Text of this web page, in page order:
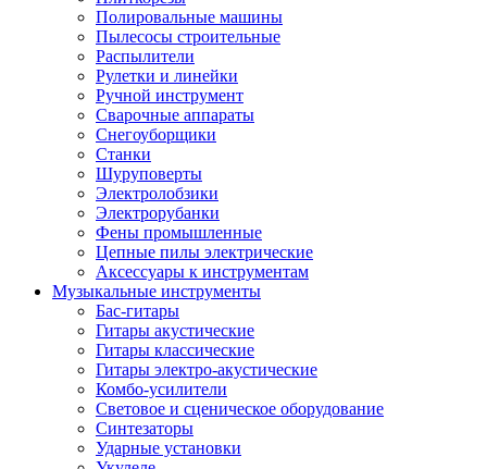
Полировальные машины
Пылесосы строительные
Распылители
Рулетки и линейки
Ручной инструмент
Сварочные аппараты
Снегоуборщики
Станки
Шуруповерты
Электролобзики
Электрорубанки
Фены промышленные
Цепные пилы электрические
Аксессуары к инструментам
Музыкальные инструменты
Бас-гитары
Гитары акустические
Гитары классические
Гитары электро-акустические
Комбо-усилители
Световое и сценическое оборудование
Синтезаторы
Ударные установки